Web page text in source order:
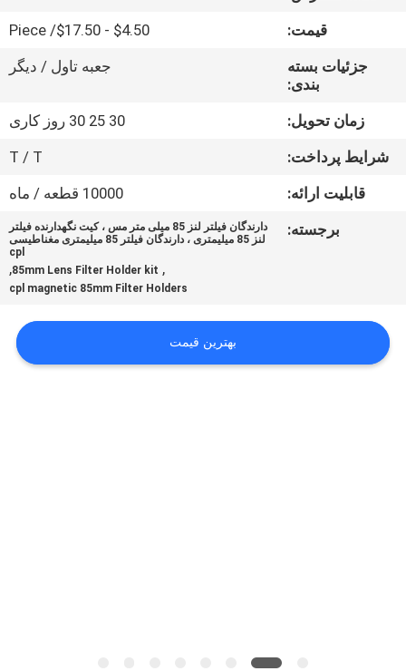
کنترل
نقل
قول
قیمت:
$4.50 - $17.50/ Piece
جزئیات بسته
بندی:
جعبه تاول / دیگر
زمان تحویل:
30 25 30 روز کاری
شرایط پرداخت:
T / T
قابلیت ارائه:
10000 قطعه / ماه
برجسته:
دارندگان فیلتر لنز 85 میلی متر مس ، کیت نگهدارنده فیلتر
لنز 85 میلیمتری ، دارندگان فیلتر 85 میلیمتری مغناطیسی
cpl
,
85mm Lens Filter Holder kit
,
cpl magnetic 85mm Filter Holders
بهترین قیمت